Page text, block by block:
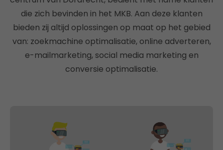
die zich bevinden in het MKB. Aan deze klanten
bieden zij altijd oplossingen op maat op het gebied
van: zoekmachine optimalisatie, online adverteren,
e-mailmarketing, social media marketing en
conversie optimalisatie.